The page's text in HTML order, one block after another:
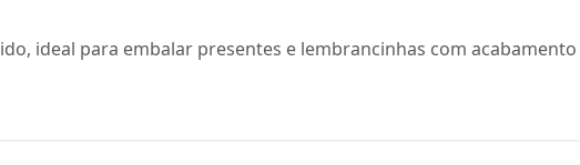
ideal para embalar presentes e lembrancinhas com